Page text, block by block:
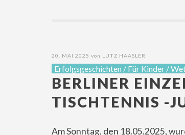
20. MAI 2025 von LUTZ HAASLER
Erfolgsgeschichten / Für Kinder /
BERLINER
TISCHTENNIS -
Am Sonntag, den 18.05.2025,